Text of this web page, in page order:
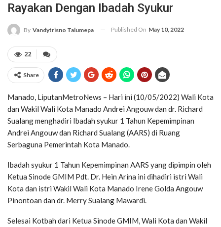
Rayakan Dengan Ibadah Syukur
By Vandytrisno Talumepa Published On May 10, 2022
22
Share
Manado, LiputanMetroNews – Hari ini (10/05/2022) Wali Kota
dan Wakil Wali Kota Manado Andrei Angouw dan dr. Richard
Sualang menghadiri Ibadah syukur 1 Tahun Kepemimpinan
Andrei Angouw dan Richard Sualang (AARS) di Ruang
Serbaguna Pemerintah Kota Manado.
Ibadah syukur 1 Tahun Kepemimpinan AARS yang dipimpin oleh
Ketua Sinode GMIM Pdt. Dr. Hein Arina ini dihadiri istri Wali
Kota dan istri Wakil Wali Kota Manado Irene Golda Angouw
Pinontoan dan dr. Merry Sualang Mawardi.
Selesai Kotbah dari Ketua Sinode GMIM, Wali Kota dan Wakil